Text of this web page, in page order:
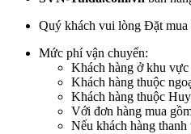
Quý khách vui lòng Đặt mua
Mức phí vận chuyển:
Khách hàng ở khu
Khách hàng thuộc
Khách hàng thuộc
Với đơn hàng mua
Nếu khách hàng